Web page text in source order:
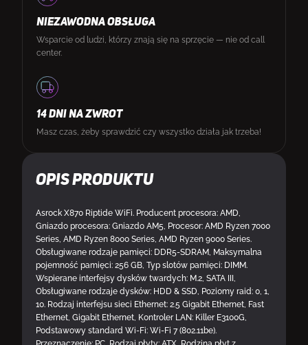
Opis produktu
Asrock X870 Riptide WiFi. Producent procesora: AMD,
Gniazdo procesora: Gniazdo AM5, Procesor: AMD Ryzen 7000
Series, AMD Ryzen 8000 Series, AMD Ryzen 9000 Series.
Obsługiwane rodzaje pamięci: DDR5-SDRAM, Maksymalna
pojemność pamięci: 256 GB, Typ slotów pamięci: DIMM.
Wspierane interfejsy dysków twardych: M.2, SATA III,
Obsługiwane rodzaje dysków: HDD & SSD, Poziomy raid: 0, 1,
10. Rodzaj interfejsu sieci Ethernet: 2.5 Gigabit Ethernet, Fast
Ethernet, Gigabit Ethernet, Kontroler LAN: Killer E3100G,
Podstawowy standard Wi-Fi: Wi-Fi 7 (802.11be).
NIEZAWODNA OBSŁUGA
Wsparcie od ludzi, którzy znają się na sprzęcie — nie od call
center.
14 DNI NA ZWROT
Masz czas, żeby sprawdzić czy wszystko działa jak trzeba!